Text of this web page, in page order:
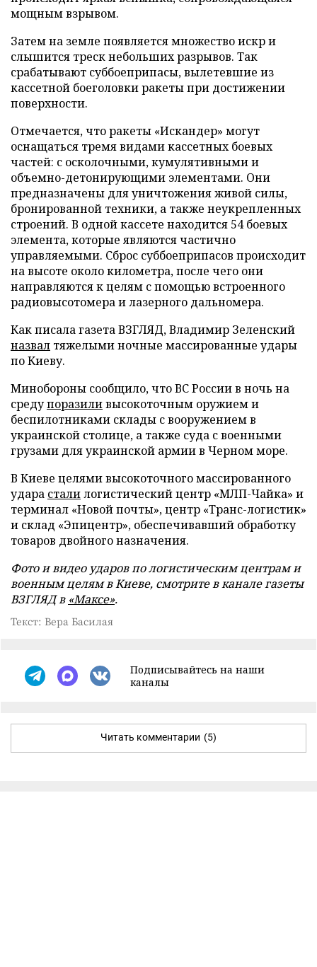
мощным взрывом.
Затем на земле появляется множество искр и
слышится треск небольших разрывов. Так
срабатывают суббоеприпасы, вылетевшие из
кассетной боеголовки ракеты при достижении
поверхности.
Отмечается, что ракеты «Искандер» могут
оснащаться тремя видами кассетных боевых
частей: с осколочными, кумулятивными и
объемно-детонирующими элементами. Они
предназначены для уничтожения живой силы,
бронированной техники, а также неукрепленных
строений. В одной кассете находится 54 боевых
элемента, которые являются частично
управляемыми. Сброс суббоеприпасов происходит
на высоте около километра, после чего они
направляются к целям с помощью встроенного
радиовысотомера и лазерного дальномера.
Как писала газета ВЗГЛЯД, Владимир Зеленский
назвал тяжелыми ночные массированные удары
по Киеву.
Минобороны сообщило, что ВС России в ночь на
средупоразиливысокоточным оружием и
беспилотниками склады с вооружением в
украинской столице, а также суда с военными
грузами для украинской армии в Черном море.
В Киеве целями высокоточного массированного
удара сталилогистический центр «МЛП-Чайка» и
терминал «Новой почты», центр «Транс-логистик»
и склад «Эпицентр», обеспечивавший обработку
товаров двойного назначения.
Фото и видео ударов по логистическим центрам и
военным целям в Киеве, смотрите в канале газеты
ВЗГЛЯД в «Максе».
Текст: Вера Басилая
Подписывайтесь на наши
каналы
Читать комментарии (5)